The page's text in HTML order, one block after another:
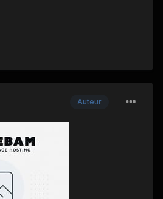
Auteur